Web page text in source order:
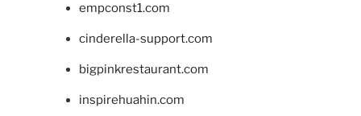
empconst1.com
cinderella-support.com
bigpinkrestaurant.com
inspirehuahin.com